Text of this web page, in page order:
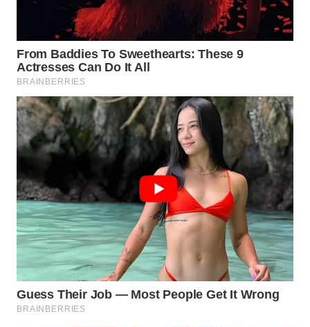
MADURA
WN
SURABAYA
WN
NATUNA
WN
BINTAN
WN
MANDALIKA
WN
LIKUPANG